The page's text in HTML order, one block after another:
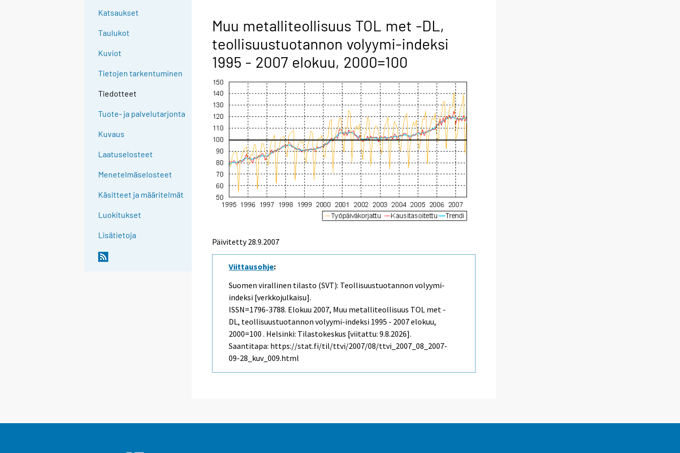
Katsaukset
Taulukot
Kuviot
Tietojen tarkentuminen
Tiedotteet
Tuote- ja palvelutarjonta
Kuvaus
Laatuselosteet
Menetelmäselosteet
Käsitteet ja määritelmät
Luokitukset
Lisätietoja
Muu metalliteollisuus TOL met -DL,
teollisuustuotannon volyymi-indeksi
1995 - 2007 elokuu, 2000=100
Päivitetty28.9.2007
Viittausohje:
Suomen virallinen tilasto (SVT): Teollisuustuotannon volyymi-
indeksi [verkkojulkaisu].
ISSN=1796-3788. Elokuu 2007, Muu metalliteollisuus TOL met -
DL, teollisuustuotannon volyymi-indeksi 1995 - 2007 elokuu,
2000=100 . Helsinki: Tilastokeskus [viitattu: 9.8.2026].
Saantitapa: https://stat.fi/til/ttvi/2007/08/ttvi_2007_08_2007-
09-28_kuv_009.html